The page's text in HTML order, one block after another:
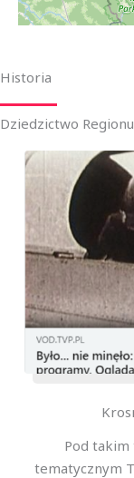
Historia
Dziedzictwo Regionu
Pod takim
tematycznym